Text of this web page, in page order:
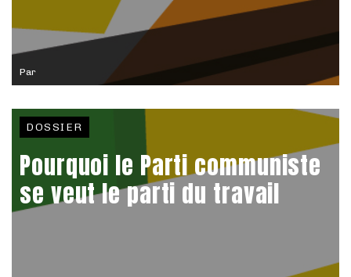
Par
DOSSIER
Pourquoi le Parti communiste
se veut le parti du travail